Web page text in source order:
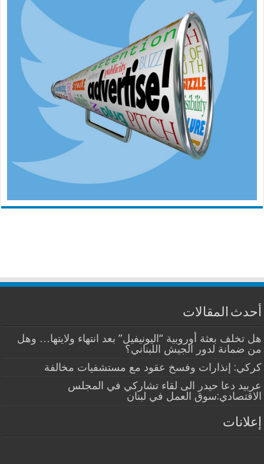
أحدث المقالات
هل تخلف بعثة أوروبية “اليونيفيل” بعد انتهاء ولايتها… وهل
من ضمانة لدور الجيش اللبناني؟
كركي: إنذارات وفسخ عقود مع مستشفيات مخالفة
عربيد دعا حيدر الى لقاء تشاركي في المجلس
الاقتصادي:سوق العمل في لبنان
إعلانات